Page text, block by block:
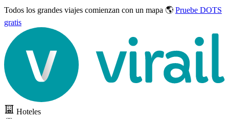
Todos los grandes viajes comienzan con un mapa 🌎 Pruebe DOTS
gratis
Hoteles